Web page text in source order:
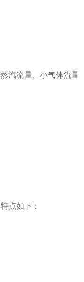
汽流量、小气体流量
点如下：